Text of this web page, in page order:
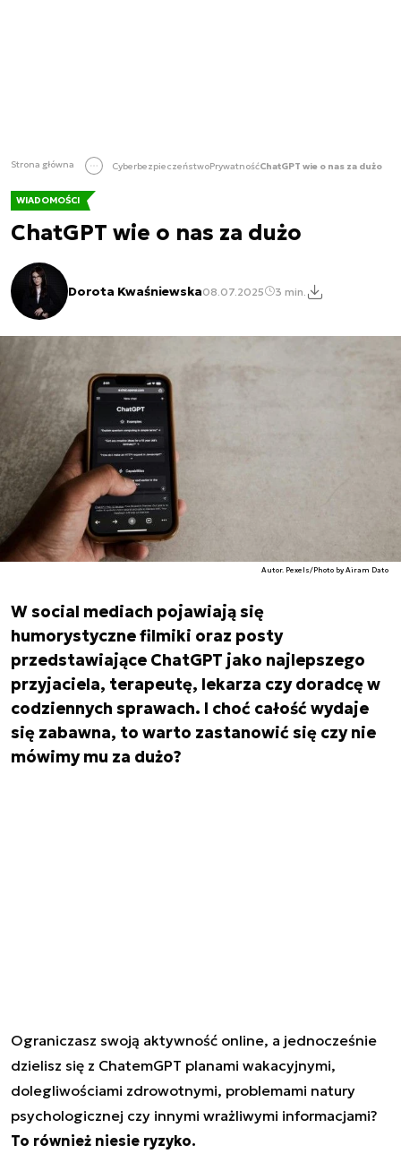
Strona główna CyberbezpieczeństwoPrywatnośćChatGPT wie o nas za dużo
WIADOMOŚCI
ChatGPT wie o nas za dużo
Dorota Kwaśniewska08.07.2025 3 min.
Autor. Pexels/Photo by Airam Dato
W social mediach pojawiają się
humorystyczne filmiki oraz posty
przedstawiające ChatGPT jako najlepszego
przyjaciela, terapeutę, lekarza czy doradcę w
codziennych sprawach. I choć całość wydaje
się zabawna, to warto zastanowić się czy nie
mówimy mu za dużo?
Ograniczasz swoją aktywność online, a jednocześnie
dzielisz się z ChatemGPT planami wakacyjnymi,
dolegliwościami zdrowotnymi, problemami natury
psychologicznej czy innymi wrażliwymi informacjami?
To również niesie ryzyko.